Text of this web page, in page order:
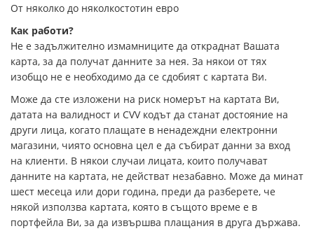
От няколко до няколкостотин евро
Как работи?
Не е задължително измамниците да откраднат Вашата
карта, за да получат данните за нея. За някои от тях
изобщо не е необходимо да се сдобият с картата Ви.
Може да сте изложени на риск номерът на картата Ви,
датата на валидност и CVV кодът да станат достояние на
други лица, когато плащате в ненадеждни електронни
магазини, чиято основна цел е да събират данни за вход
на клиенти. В някои случаи лицата, които получават
данните на картата, не действат незабавно. Може да минат
шест месеца или дори година, преди да разберете, че
някой използва картата, която в същото време е в
портфейла Ви, за да извършва плащания в друга държава.